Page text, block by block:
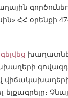
ՀՀ օրենքի 47-
վիճակախաղերի
ելքագրելը։